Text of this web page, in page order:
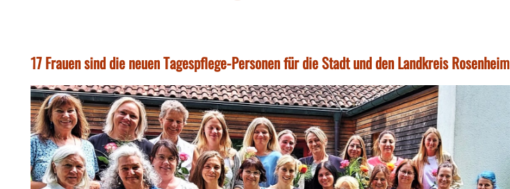
17 Frauen sind die neuen Tagespflege-Personen für die Stadt und den Landkreis Rosenheim